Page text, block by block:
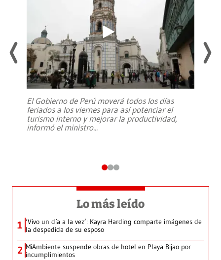
El Gobierno de Perú moverá todos los días
feriados a los viernes para así potenciar el
turismo interno y mejorar la productividad,
informó el ministro...
Lo más leído
1 ‘Vivo un día a la vez’: Kayra Harding comparte imágenes de
la despedida de su esposo
2 MiAmbiente suspende obras de hotel en Playa Bijao por
incumplimientos